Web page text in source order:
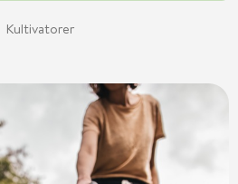
Kultivatorer